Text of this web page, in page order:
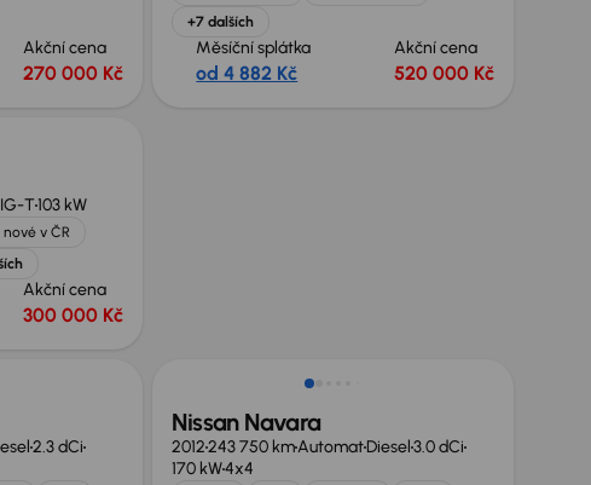
Akční cena
270 000 Kč
+7 dalších
Měsíční splátka
od 4 882 Kč
Akční cena
520 000 Kč
T103 kW
v ČR
Akční cena
300 000 Kč
2.3 dCi
Nissan Navara
2012243 750 kmAutomatDiesel3.0 dCi
170 kW4x4